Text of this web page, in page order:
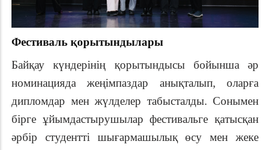
Фестиваль қорытындылары
Байқау күндерінің қорытындысы бойынша әр
номинацияда жеңімпаздар анықталып, оларға
дипломдар мен жүлделер табысталды. Сонымен
бірге ұйымдастырушылар фестивальге қатысқан
әрбір студентті шығармашылық өсу мен жеке